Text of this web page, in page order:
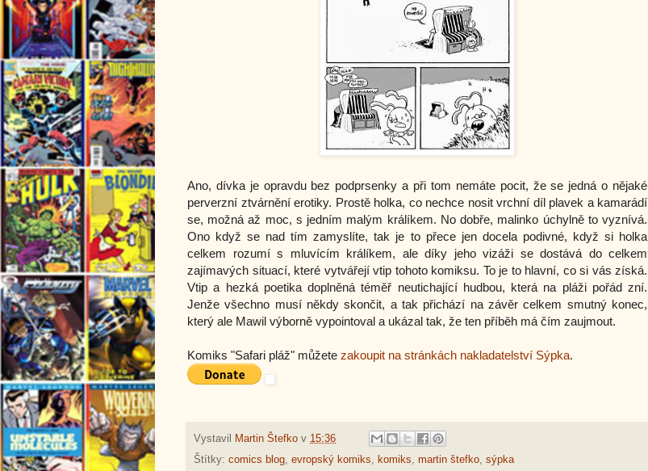
Ano, dívka je opravdu bez podprsenky a při tom nemáte pocit, že se jedná o nějaké
perverzní ztvárnění erotiky. Prostě holka, co nechce nosit vrchní díl plavek a kamarádí
se, možná až moc, s jedním malým králíkem. No dobře, malinko úchylně to vyznívá.
Ono když se nad tím zamyslíte, tak je to přece jen docela podivné, když si holka
celkem rozumí s mluvícím králíkem, ale díky jeho vizáži se dostává do celkem
zajímavých situací, které vytvářejí vtip tohoto komiksu. To je to hlavní, co si vás získá.
Vtip a hezká poetika doplněná téměř neutichající hudbou, která na pláži pořád zní.
Jenže všechno musí někdy skončit, a tak přichází na závěr celkem smutný konec,
který ale Mawil výborně vypointoval a ukázal tak, že ten příběh má čím zaujmout.
Komiks "Safari pláž" můžete zakoupit na stránkách nakladatelství Sýpka.
Vystavil Martin Štefko v 15:36
Štítky: comics blog, evropský komiks, komiks, martin štefko, sýpka